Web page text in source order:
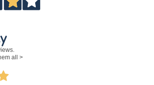
all >